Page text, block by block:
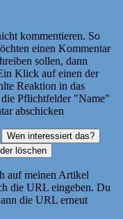
kommentieren. So
einen Kommentar
sollen, dann
Klick auf einen der
Reaktion in das
Pflichtfelder "Name"
abschicken
auf meinen Artikel
die URL eingeben. Du
die URL erneut